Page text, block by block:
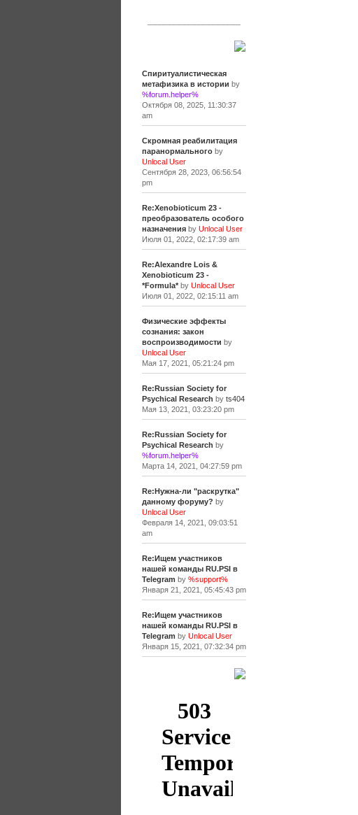
Спиритуалистическая
метафизика в истории by
%forum.helper%
Октября 08, 2025, 11:30:37
am
Скромная реабилитация
паранормальногоby
Unlocal User
Сентября 28, 2023, 06:56:54
pm
Re:Xenobioticum 23 -
преобразователь особого
назначенияby Unlocal User
Июля 01, 2022, 02:17:39 am
Re:Alexandre Lois &
Xenobioticum 23 -
*Formula*by Unlocal User
Июля 01, 2022, 02:15:11 am
Физические эффекты
сознания: закон
воспроизводимости by
Unlocal User
Мая 17, 2021, 05:21:24 pm
Re:Russian Society for
Psychical Research by ts404
Мая 13, 2021, 03:23:20 pm
Re:Russian Society for
Psychical Research by
%forum.helper%
Марта 14, 2021, 04:27:59 pm
Re:Нужна-ли "раскрутка"
данному форуму? by
Unlocal User
Февраля 14, 2021, 09:03:51
am
Re:Ищем участников
нашей команды RU.PSI в
Telegram by %support%
Января 21, 2021, 05:45:43 pm
Re:Ищем участников
нашей команды RU.PSI в
Telegram by Unlocal User
Января 15, 2021, 07:32:34 pm